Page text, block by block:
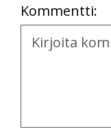
Kommentti:
Kommentti